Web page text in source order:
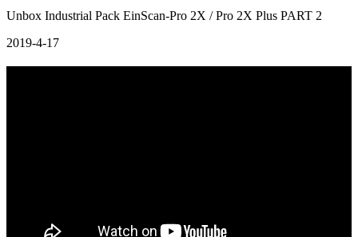
Unbox Industrial Pack EinScan-Pro 2X / Pro 2X Plus PART 2
2019-4-17